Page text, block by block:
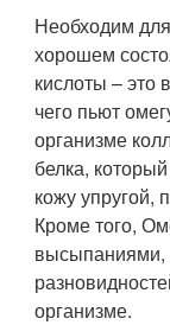
Необходим
хорошем
кислоты – это
чего пьют
организме
белка,
кожу
Кроме того,
высыпаниями,
организме.